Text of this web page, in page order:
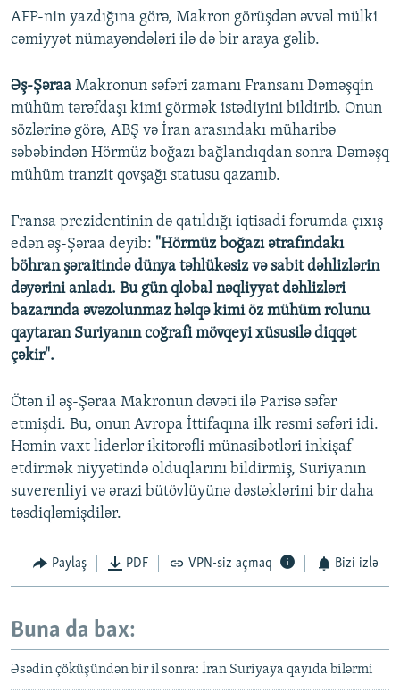
AFP-nin yazdığına görə, Makron görüşdən əvvəl mülki
cəmiyyət nümayəndələri ilə də bir araya gəlib.
Əş-Şəraa Makronun səfəri zamanı Fransanı Dəməşqin
mühüm tərəfdaşı kimi görmək istədiyini bildirib. Onun
sözlərinə görə, ABŞ və İran arasındakı müharibə
səbəbindən Hörmüz boğazı bağlandıqdan sonra Dəməşq
mühüm tranzit qovşağı statusu qazanıb.
Fransa prezidentinin də qatıldığı iqtisadi forumda çıxış
edən əş-Şəraa deyib: "Hörmüz boğazı ətrafındakı
böhran şəraitində dünya təhlükəsiz və sabit dəhlizlərin
dəyərini anladı. Bu gün qlobal nəqliyyat dəhlizləri
bazarında əvəzolunmaz həlqə kimi öz mühüm rolunu
qaytaran Suriyanın coğrafi mövqeyi xüsusilə diqqət
çəkir".
Ötən il əş-Şəraa Makronun dəvəti ilə Parisə səfər
etmişdi. Bu, onun Avropa İttifaqına ilk rəsmi səfəri idi.
Həmin vaxt liderlər ikitərəfli münasibətləri inkişaf
etdirmək niyyətində olduqlarını bildirmiş, Suriyanın
suverenliyi və ərazi bütövlüyünə dəstəklərini bir daha
təsdiqləmişdilər.
Paylaş PDF VPN-siz açmaq Bizi izlə
Buna da bax:
Əsədin çöküşündən bir il sonra: İran Suriyaya qayıda bilərmi